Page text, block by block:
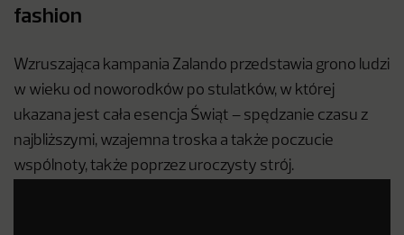
fashion
Wzruszająca kampania Zalando przedstawia grono ludzi
w wieku od noworodków po stulatków, w której
ukazana jest cała esencja Świąt – spędzanie czasu z
najbliższymi, wzajemna troska a także poczucie
wspólnoty, także poprzez uroczysty strój.